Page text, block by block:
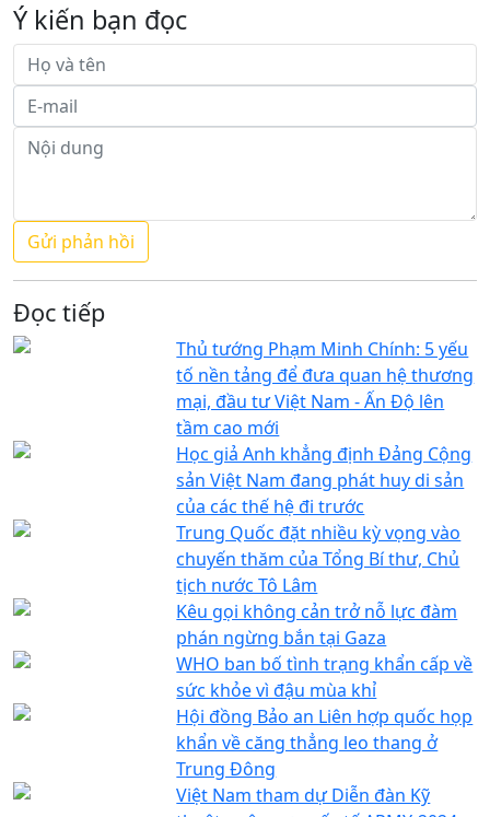
Ý kiến bạn đọc
Đọc tiếp
Thủ tướng Phạm Minh Chính: 5 yếu
tố nền tảng để đưa quan hệ thương
mại, đầu tư Việt Nam - Ấn Độ lên
tầm cao mới
Học giả Anh khẳng định Đảng Cộng
sản Việt Nam đang phát huy di sản
của các thế hệ đi trước
Trung Quốc đặt nhiều kỳ vọng vào
chuyến thăm của Tổng Bí thư, Chủ
tịch nước Tô Lâm
Kêu gọi không cản trở nỗ lực đàm
phán ngừng bắn tại Gaza
WHO ban bố tình trạng khẩn cấp về
sức khỏe vì đậu mùa khỉ
Hội đồng Bảo an Liên hợp quốc họp
khẩn về căng thẳng leo thang ở
Trung Đông
Việt Nam tham dự Diễn đàn Kỹ